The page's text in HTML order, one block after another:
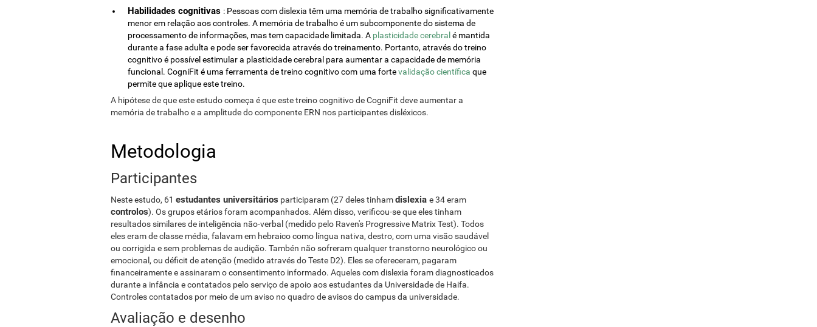
Habilidades cognitivas : Pessoas com dislexia têm uma memória de trabalho significativamente
menor em relação aos controles. A memória de trabalho é um subcomponente do sistema de
processamento de informações, mas tem capacidade limitada. A plasticidade cerebral é mantida
durante a fase adulta e pode ser favorecida através do treinamento. Portanto, através do treino
cognitivo é possível estimular a plasticidade cerebral para aumentar a capacidade de memória
funcional. CogniFit é uma ferramenta de treino cognitivo com uma fortevalidação científica que
permite que aplique este treino.
A hipótesede que este estudo começa é que este treino cognitivo de CogniFit deve aumentar a
memória de trabalho e a amplitude do componente ERN nos participantes disléxicos.
Metodologia
Participantes
Neste estudo, 61 estudantes universitários participaram (27 deles tinhamdislexia e 34 eram
controlos). Os grupos etários foram acompanhados. Além disso, verificou-se que eles tinham
resultados similares de inteligência não-verbal (medido pelo Raven's Progressive Matrix Test). Todos
eles eram de classe média, falavam em hebraico como língua nativa, destro, com uma visão saudável
ou corrigida e sem problemas de audição. Tambén não sofreram qualquer transtorno neurológico ou
emocional, ou déficit de atenção (medido através do Teste D2). Eles se ofereceram, pagaram
financeiramente e assinaram o consentimento informado. Aqueles com dislexia foram diagnosticados
durante a infância e contatados pelo serviço de apoio aos estudantes da Universidade de Haifa.
Controles contatados por meio de um aviso no quadro de avisos do campus da universidade.
Avaliação e desenho